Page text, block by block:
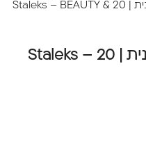
/ קוצץ ציפורניים עם מחסנית | 20 Staleks – BEAUTY &
קוצץ ציפורניים עם מחסנית | 20 Staleks –